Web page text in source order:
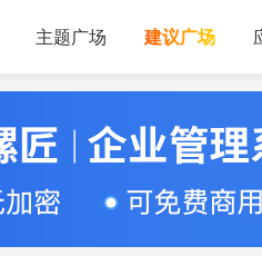
主题广场 建议广场